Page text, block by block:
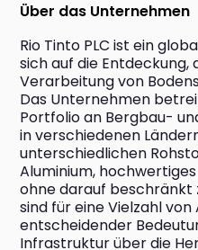
Über das Unternehmen
Rio Tinto PLC ist ein
sich auf die Entdeckung,
Verarbeitung von
Das Unternehmen
Portfolio an Bergbau-
in verschiedenen
unterschiedlichen
Aluminium,
ohne darauf beschränkt
sind für eine Vielzahl
entscheidender
Infrastruktur über die